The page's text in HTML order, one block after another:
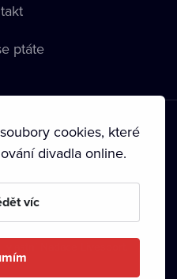
ptáte
soukromí • Zásady používání
práva•
cookies, které
divadla online.
víc